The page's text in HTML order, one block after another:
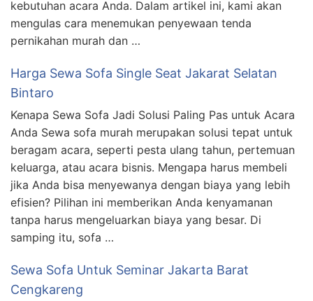
kebutuhan acara Anda. Dalam artikel ini, kami akan
mengulas cara menemukan penyewaan tenda
pernikahan murah dan …
Harga Sewa Sofa Single Seat Jakarat Selatan
Bintaro
Kenapa Sewa Sofa Jadi Solusi Paling Pas untuk Acara
Anda Sewa sofa murah merupakan solusi tepat untuk
beragam acara, seperti pesta ulang tahun, pertemuan
keluarga, atau acara bisnis. Mengapa harus membeli
jika Anda bisa menyewanya dengan biaya yang lebih
efisien? Pilihan ini memberikan Anda kenyamanan
tanpa harus mengeluarkan biaya yang besar. Di
samping itu, sofa …
Sewa Sofa Untuk Seminar Jakarta Barat
Cengkareng